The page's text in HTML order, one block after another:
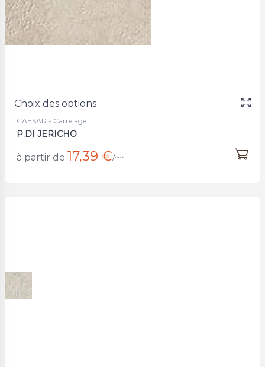
Choix des options
CAESAR - Carrelage
P.DI JERICHO
à partir de 17,39 €/m²